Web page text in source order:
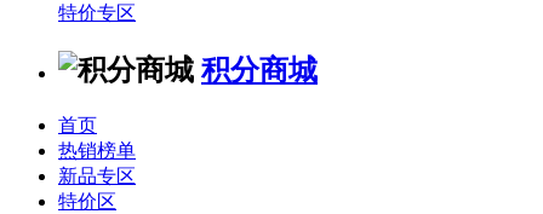
特价专区
积分商城
首页
热销榜单
新品专区
特价区